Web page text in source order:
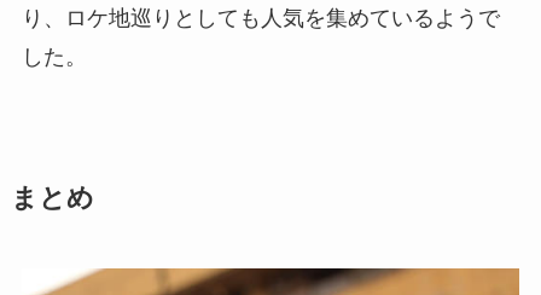
り、ロケ地巡りとしても人気を集めているようで
した。
まとめ